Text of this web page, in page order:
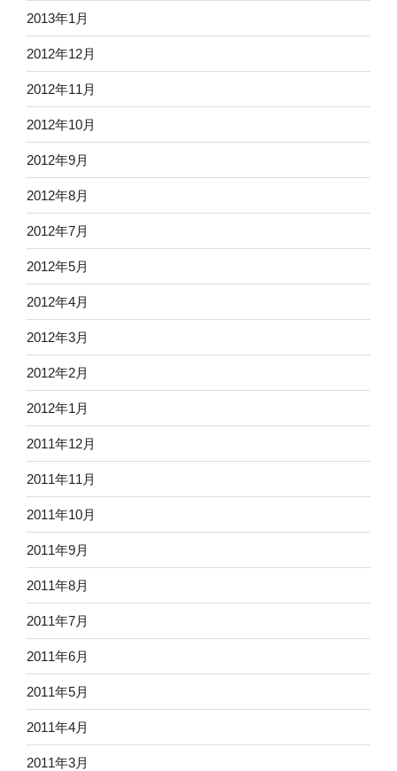
2013年1月
2012年12月
2012年11月
2012年10月
2012年9月
2012年8月
2012年7月
2012年5月
2012年4月
2012年3月
2012年2月
2012年1月
2011年12月
2011年11月
2011年10月
2011年9月
2011年8月
2011年7月
2011年6月
2011年5月
2011年4月
2011年3月